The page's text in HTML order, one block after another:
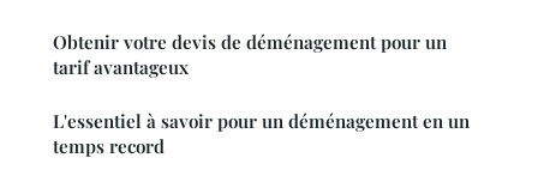
Obtenir votre devis de déménagement pour un
tarif avantageux
L'essentiel à savoir pour un déménagement en un
temps record